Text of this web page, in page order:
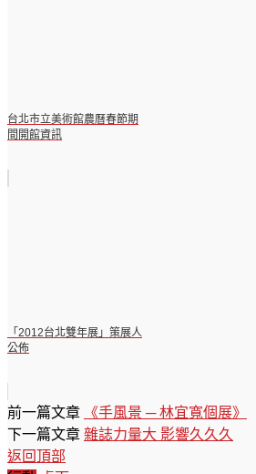
台北市立美術館農曆春節期
間開館資訊
「2012台北雙年展」策展人
公佈
前一篇文章
《手風景 ─ 林宜寬個展》
下一篇文章 雜誌力量大 影響久久久
返回頂部